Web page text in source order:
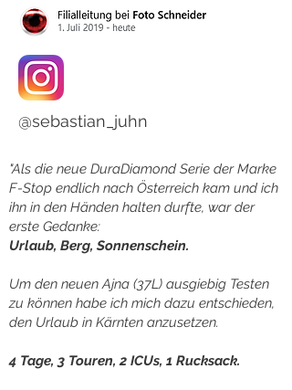
@sebastian_juhn
"Als die neue DuraDiamond Serie der Marke
F-Stop endlich nach Österreich kam und ich
ihn in den Händen halten durfte, war der
erste Gedanke:
Urlaub, Berg, Sonnenschein.
Um den neuen Ajna (37L) ausgiebig Testen
zu können habe ich mich dazu entschieden,
den Urlaub in Kärnten anzusetzen.
4 Tage, 3 Touren, 2 ICUs, 1 Rucksack.